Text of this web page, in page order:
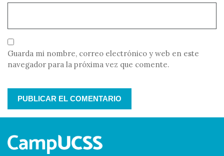
Guarda mi nombre, correo electrónico y web en este
navegador para la próxima vez que comente.